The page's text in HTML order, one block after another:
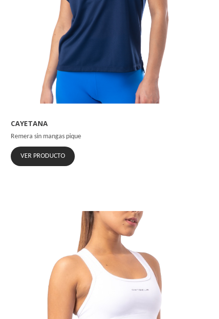
CAYETANA
Remera sin mangas pique
VER PRODUCTO